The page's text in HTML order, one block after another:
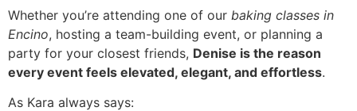
Whether you’re attending one of our baking classes in
Encino, hosting a team-building event, or planning a
party for your closest friends, Denise is the reason
every event feels elevated, elegant, and effortless.
As Kara always says: